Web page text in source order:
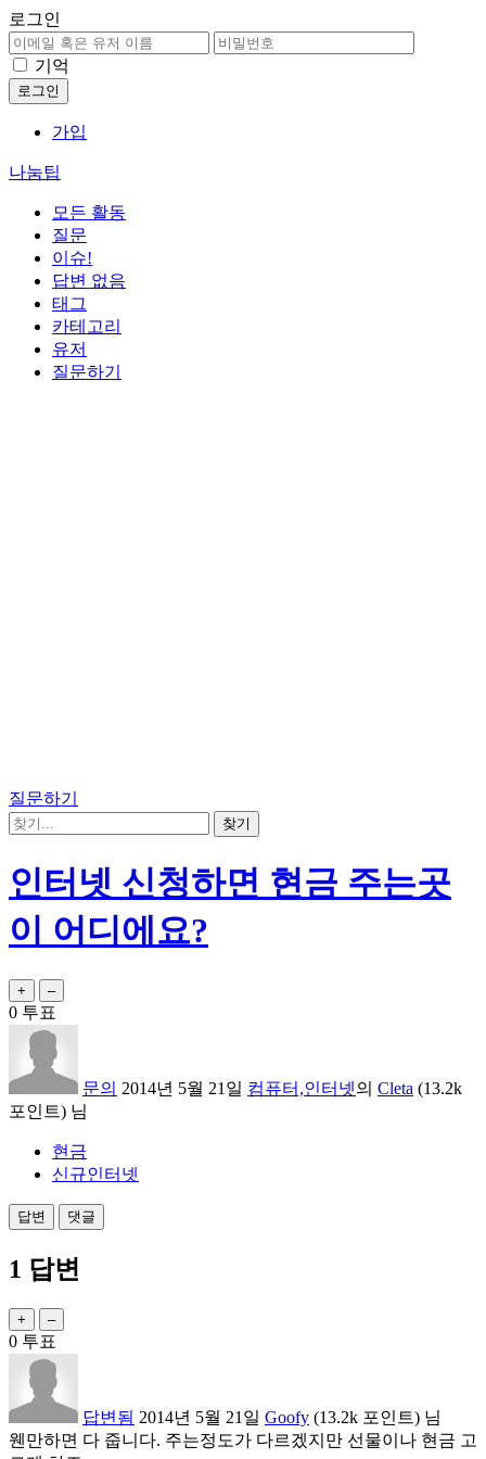
로그인
기억
가입
나눔팁
모든 활동
질문
이슈!
답변 없음
태그
카테고리
유저
질문하기
질문하기
인터넷 신청하면 현금 주는곳
이 어디에요?
0 투표
문의 2014년 5월 21일 컴퓨터,인터넷의 Cleta (13.2k
포인트) 님
현금
신규인터넷
1 답변
0 투표
답변됨 2014년 5월 21일 Goofy (13.2k 포인트) 님
웬만하면 다 줍니다. 주는정도가 다르겠지만 선물이나 현금 고